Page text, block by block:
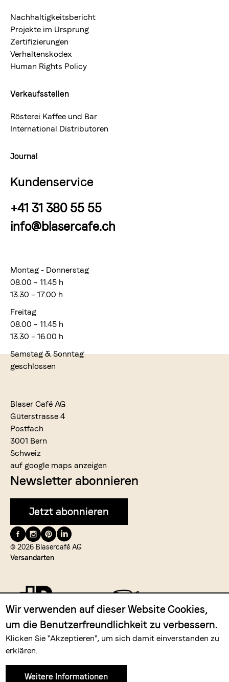
Nachhaltigkeitsbericht
Projekte im Ursprung
Zertifizierungen
Verhaltenskodex
Human Rights Policy
Verkaufsstellen
Rösterei Kaffee und Bar
International Distributoren
Journal
Kundenservice
+41 31 380 55 55
info@blasercafe.ch
Montag - Donnerstag
08.00 – 11.45 h
13.30 – 17.00 h
Freitag
08.00 – 11.45 h
13.30 – 16.00 h
Samstag & Sonntag
geschlossen
Blaser Café AG
Güterstrasse 4
Postfach
3001 Bern
Schweiz
auf google maps anzeigen
Newsletter abonnieren
Jetzt abonnieren
Folge
uns
auf
© 2026 Blasercafé AG
Versandarten
Zahlungsmittel
Wir verwenden auf dieser Website Cookies,
um die Benutzerfreundlichkeit zu verbessern.
Klicken Sie "Akzeptieren", um sich damit einverstanden zu
erklären.
Weitere Informationen